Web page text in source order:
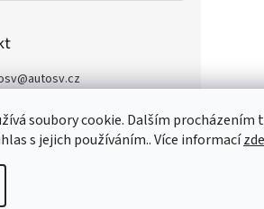
soubory cookie. Dalším procházením
s jejich používáním.. Více informacízde
@autosv.cz
739 933 279